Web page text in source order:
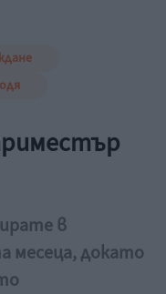
в
месеца, докато